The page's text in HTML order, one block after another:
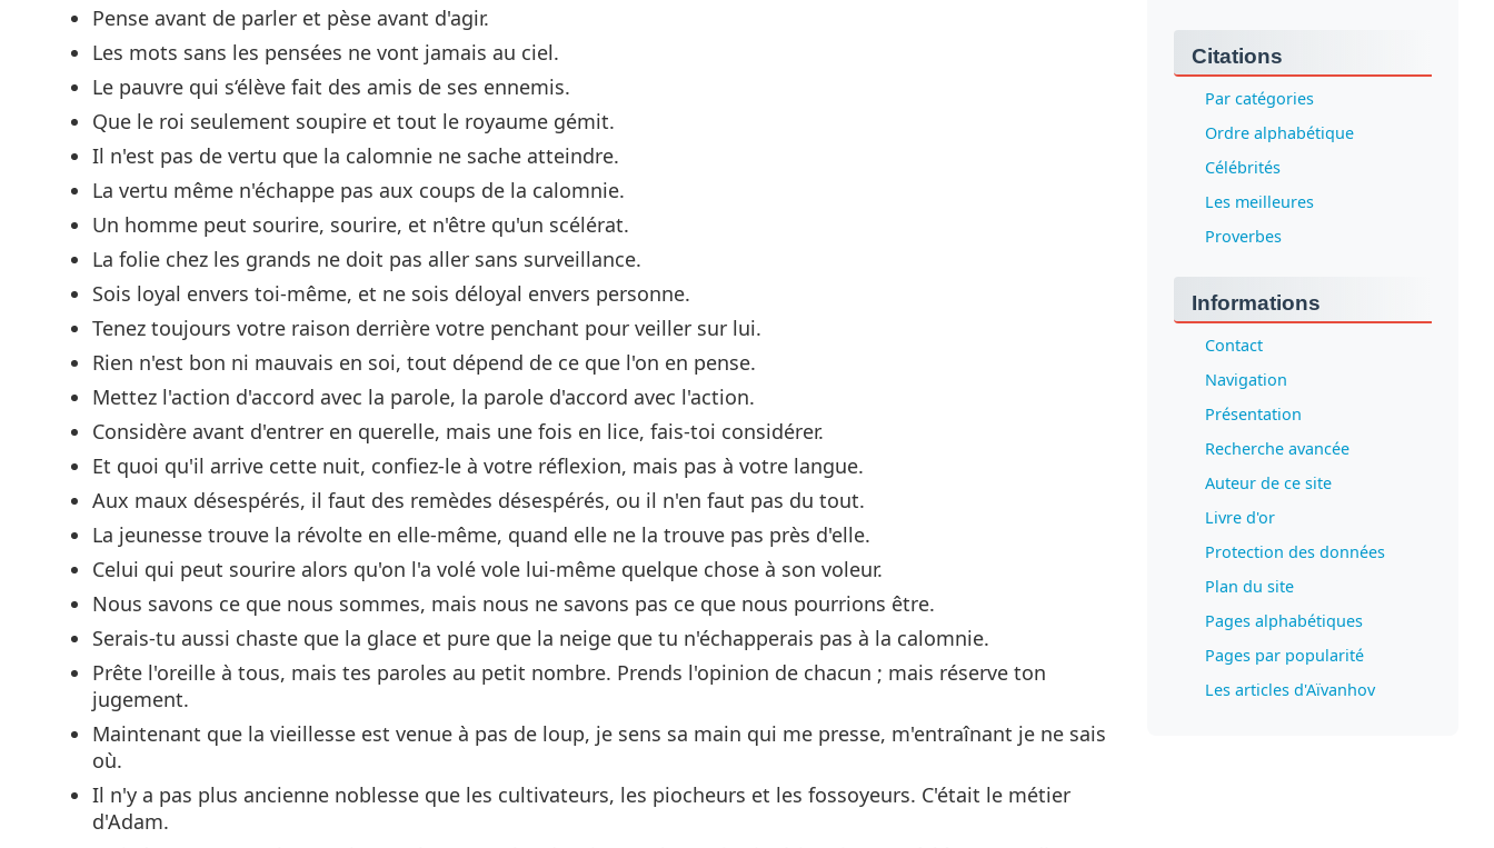
Pense avant de parler et pèse avant d'agir.
Les mots sans les pensées ne vont jamais au ciel.
Le pauvre qui s‘élève fait des amis de ses ennemis.
Que le roi seulement soupire et tout le royaume gémit.
Il n'est pas de vertu que la calomnie ne sache atteindre.
La vertu même n'échappe pas aux coups de la calomnie.
Un homme peut sourire, sourire, et n'être qu'un scélérat.
La folie chez les grands ne doit pas aller sans surveillance.
Sois loyal envers toi-même, et ne sois déloyal envers personne.
Tenez toujours votre raison derrière votre penchant pour veiller sur lui.
Rien n'est bon ni mauvais en soi, tout dépend de ce que l'on en pense.
Mettez l'action d'accord avec la parole, la parole d'accord avec l'action.
Considère avant d'entrer en querelle, mais une fois en lice, fais-toi considérer.
Et quoi qu'il arrive cette nuit, confiez-le à votre réflexion, mais pas à votre langue.
Aux maux désespérés, il faut des remèdes désespérés, ou il n'en faut pas du tout.
La jeunesse trouve la révolte en elle-même, quand elle ne la trouve pas près d'elle.
Celui qui peut sourire alors qu'on l'a volé vole lui-même quelque chose à son voleur.
Nous savons ce que nous sommes, mais nous ne savons pas ce que nous pourrions être.
Serais-tu aussi chaste que la glace et pure que la neige que tu n'échapperais pas à la calomnie.
Prête l'oreille à tous, mais tes paroles au petit nombre. Prends l'opinion de chacun ; mais réserve ton
jugement.
Maintenant que la vieillesse est venue à pas de loup, je sens sa main qui me presse, m'entraînant je ne sais
où.
Il n'y a pas plus ancienne noblesse que les cultivateurs, les piocheurs et les fossoyeurs. C'était le métier
d'Adam.
Citations
Par catégories
Ordre alphabétique
Célébrités
Les meilleures
Proverbes
Informations
Contact
Navigation
Présentation
Recherche avancée
Auteur de ce site
Livre d'or
Protection des données
Plan du site
Pages alphabétiques
Pages par popularité
Les articles d'Aïvanhov